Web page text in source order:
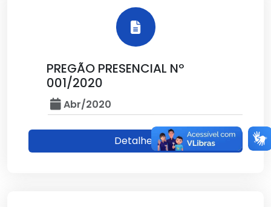
PREGÃO PRESENCIAL Nº
001/2020
Abr/2020
Detalhes